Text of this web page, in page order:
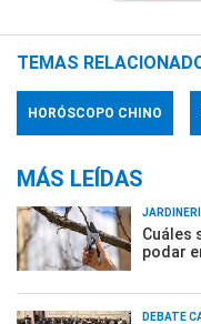
TEMAS
HORÓSCOPO CHINO
MÁS LEÍDAS
Cuáles
podar
DEBATE